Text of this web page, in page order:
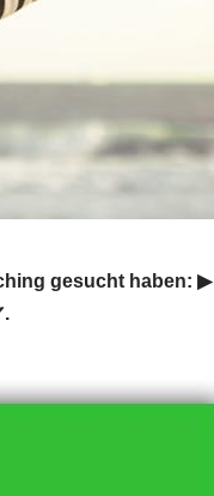
gesucht haben: ▶︎